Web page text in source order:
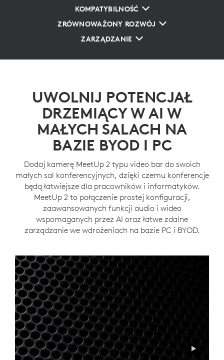
KOMPATYBILNOŚĆ
ZRÓWNOWAŻONY ROZWÓJ
ZARZĄDZANIE
UWOLNIJ POTENCJAŁ
DRZEMIĄCY W AI W
MAŁYCH SALACH NA
BAZIE BYOD I PC
Dodaj kamerę MeetUp 2 typu video bar do swoich
małych sal konferencyjnych, dzięki czemu konferencje
będą łatwiejsze dla pracowników i informatyków.
MeetUp 2 to połączenie prostej konfiguracji,
zaawansowanych funkcji audio i wideo
wspomaganych przez AI oraz łatwe zdalne
zarządzanie we wdrożeniach na bazie PC i BYOD.